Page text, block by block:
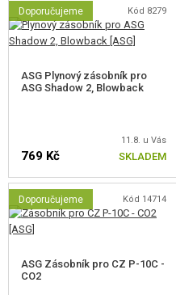
ZÁSOBNÍKY XDM
ZÁSOBNÍKY SIG SÉRIE
NÁBOJE PRO
ZÁSOBNÍKY PRO
ZÁSOBNÍKY PRO
PLNIČKY A SCHRÁNKY NA
Doporučujeme Kód 8279
ASG Plynový zásobník pro
ASG Shadow 2, Blowback
11.8. u Vás
769 Kč SKLADEM
Doporučujeme Kód 14714
ASG Zásobník pro CZ P-10C -
CO2